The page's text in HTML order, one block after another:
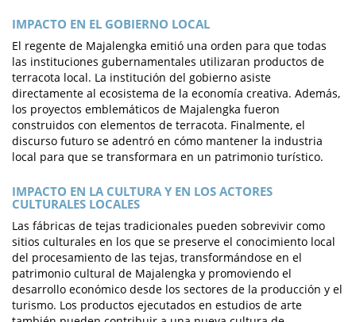
IMPACTO EN EL GOBIERNO LOCAL
El regente de Majalengka emitió una orden para que todas
las instituciones gubernamentales utilizaran productos de
terracota local. La institución del gobierno asiste
directamente al ecosistema de la economía creativa. Además,
los proyectos emblemáticos de Majalengka fueron
construidos con elementos de terracota. Finalmente, el
discurso futuro se adentró en cómo mantener la industria
local para que se transformara en un patrimonio turístico.
IMPACTO EN LA CULTURA Y EN LOS ACTORES
CULTURALES LOCALES
Las fábricas de tejas tradicionales pueden sobrevivir como
sitios culturales en los que se preserve el conocimiento local
del procesamiento de las tejas, transformándose en el
patrimonio cultural de Majalengka y promoviendo el
desarrollo económico desde los sectores de la producción y el
turismo. Los productos ejecutados en estudios de arte